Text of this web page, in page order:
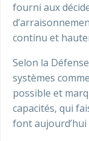
fourni aux
continu et
Selon la
systèmes
possible et
capacités, qui
font aujourd’hui